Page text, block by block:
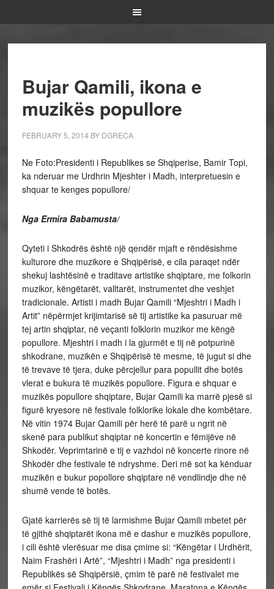
Bujar Qamili, ikona e
muzikës popullore
FEBRUARY 5, 2014 BY DGRECA
Ne Foto:Presidenti i Republikes se Shqiperise, Bamir Topi,
ka nderuar me Urdhrin Mjeshter i Madh, interpretuesin e
shquar te kenges popullore/
Nga Ermira Babamusta/
Qyteti i Shkodrës është një qendër mjaft e rëndësishme
kulturore dhe muzikore e Shqipërisë, e cila paraqet ndër
shekuj lashtësinë e traditave artistike shqiptare, me folkorin
muzikor, këngëtarët, valltarët, instrumentet dhe veshjet
tradicionale. Artisti i madh Bujar Qamili “Mjeshtri i Madh i
Artit” nëpërmjet krijimtarisë së tij artistike ka pasuruar më
tej artin shqiptar, në veçanti folklorin muzikor me këngë
popullore. Mjeshtri i madh i la gjurmët e tij në potpurinë
shkodrane, muzikën e Shqipërisë të mesme, të jugut si dhe
të trevave të tjera, duke përcjellur para popullit dhe botës
vlerat e bukura të muzikës popullore. Figura e shquar e
muzikës popullore shqiptare, Bujar Qamili ka marrë pjesë si
figurë kryesore në festivale folklorike lokale dhe kombëtare.
Në vitin 1974 Bujar Qamili për herë të parë u ngrit në
skenë para publikut shqiptar në koncertin e fëmijëve në
Shkodër. Veprimtarinë e tij e vazhdoi në koncerte rinore në
Shkodër dhe festivale të ndryshme. Deri më sot ka kënduar
muzikën e bukur popollore shqiptare në vendlindje dhe në
shumë vende të botës.
Gjatë karrierës së tij të larmishme Bujar Qamili mbetet për
të gjithë shqiptarët ikona më e dashur e muzikës popullore,
i cili është vlerësuar me disa çmime si: “Këngëtar i Urdhërit,
Naim Frashëri i Artë”, “Mjeshtri i Madh” nga presidenti i
Republikës së Shqipërsië, çmim të parë në festivalet me